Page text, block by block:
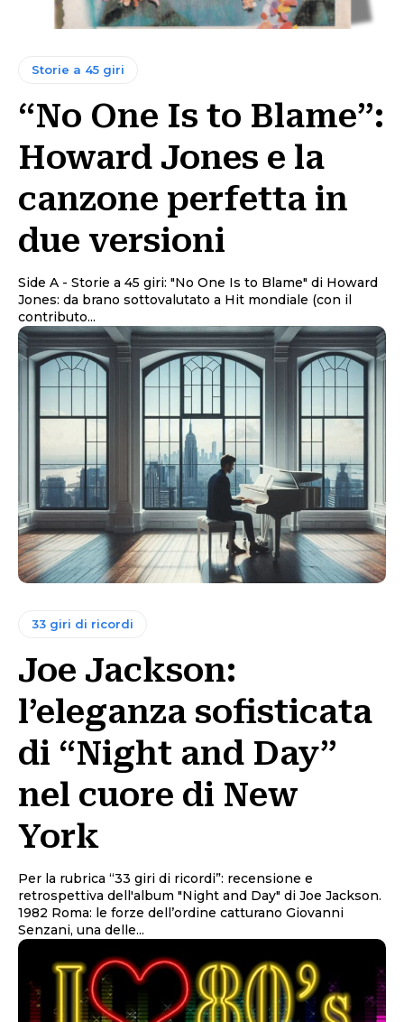
Storie a 45 giri
“No One Is to Blame”:
Howard Jones e la
canzone perfetta in
due versioni
Side A - Storie a 45 giri: "No One Is to Blame" di Howard
Jones: da brano sottovalutato a Hit mondiale (con il
contributo...
33 giri di ricordi
Joe Jackson:
l’eleganza sofisticata
di “Night and Day”
nel cuore di New
York
Per la rubrica “33 giri di ricordi”: recensione e
retrospettiva dell'album "Night and Day" di Joe Jackson.
1982 Roma: le forze dell’ordine catturano Giovanni
Senzani, una delle...